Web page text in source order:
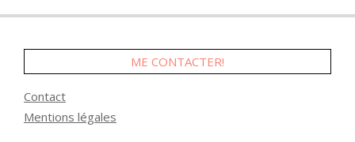
ME CONTACTER!
Contact
Mentions légales